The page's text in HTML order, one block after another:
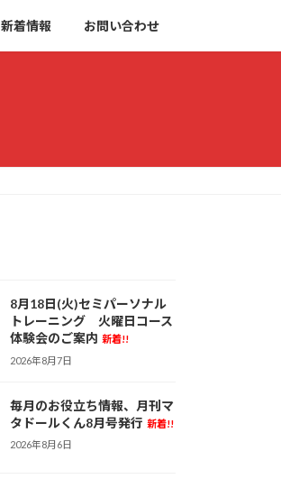
新着情報 お問い合わせ
8月18日(火)セミパーソナル
トレーニング 火曜日コース
体験会のご案内 新着!!
2026年8月7日
毎月のお役立ち情報、月刊マ
タドールくん8月号発行 新着!!
2026年8月6日